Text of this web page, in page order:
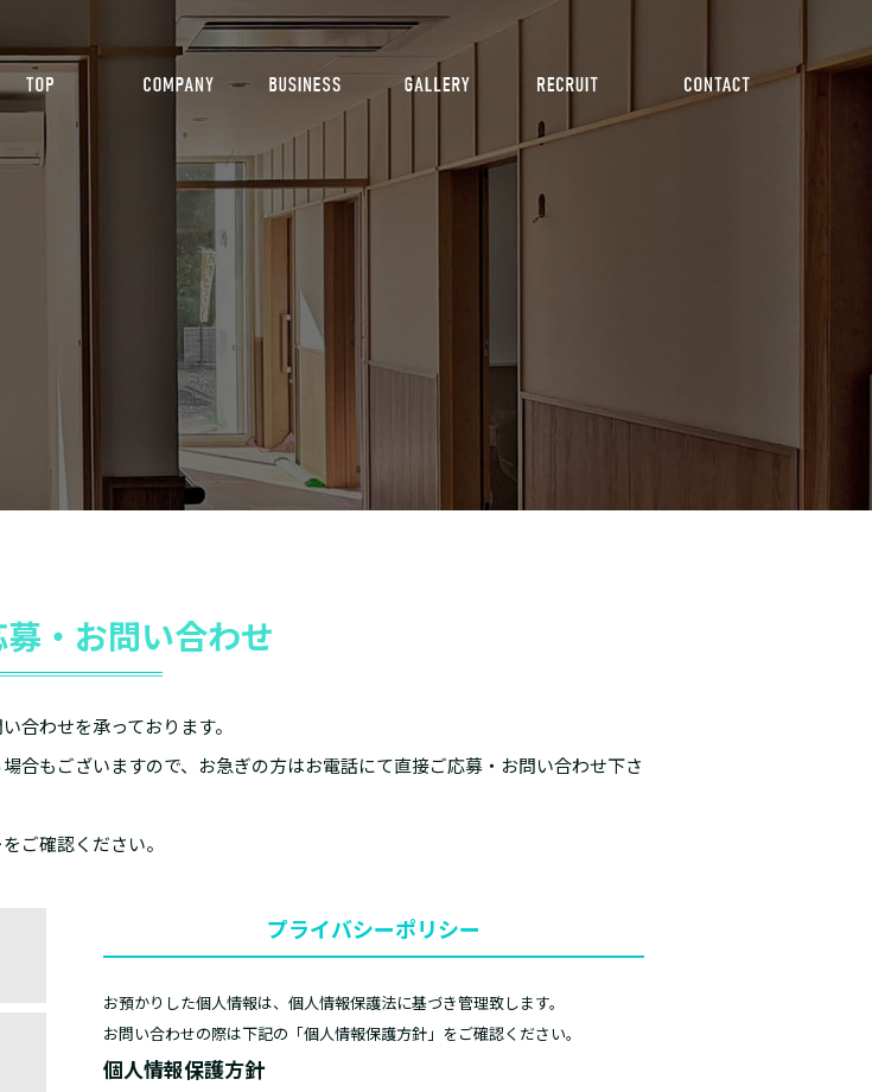
・お問い合わせ
合わせを承っております。
合もございますので、お急ぎの方はお電話にて直接ご応募・お問い合わせ下さ
ご確認ください。
プライバシーポリシー
お預かりした個人情報は、個人情報保護法に基づき管理致します。
お問い合わせの際は下記の「個人情報保護方針」をご確認ください。
個人情報保護方針